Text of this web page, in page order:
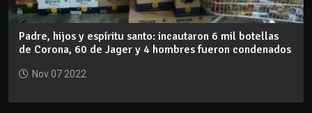
Padre, hijos y espíritu santo: incautaron 6 mil botellas
de Corona, 60 de Jager y 4 hombres fueron condenados
Nov 07 2022